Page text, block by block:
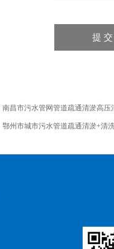
南昌市污水管网管道疏通清淤高压
鄂州市城市污水管道疏通清淤+清